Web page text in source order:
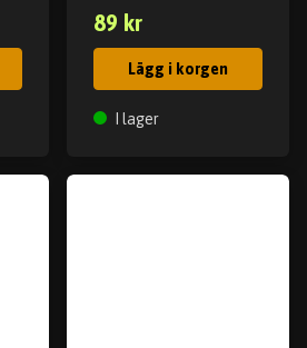
89 kr
Lägg i korgen
I lager